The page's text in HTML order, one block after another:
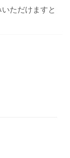
ただけますと